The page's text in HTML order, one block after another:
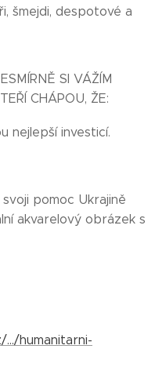
šmejdi, despotové a
SI VÁŽÍM
CHÁPOU, ŽE:
nejlepší investicí.
pomoc Ukrajině
akvarelový obrázek s
humanitarni-